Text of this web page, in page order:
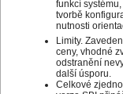
funkcí
tvorbě
nutnosti
Limity.
ceny, vhodné
odstranění
další úsporu.
Celkové